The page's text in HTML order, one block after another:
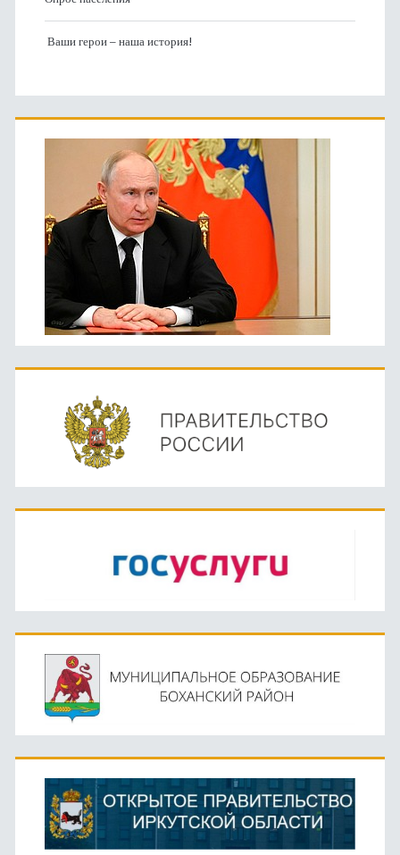
Ваши герои – наша история!